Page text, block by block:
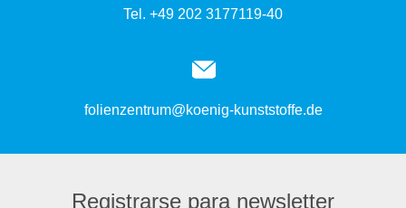
Tel. +49 202 3177119-40
folienzentrum@koenig-kunststoffe.de
Registrarse para newsletter